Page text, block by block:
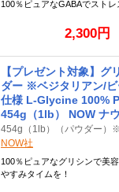
100％ピュアなGABAでストレ
2,300円
【プレゼント対象】グ
ダー ※ベジタリアン/ビ
仕様 L-Glycine 100%
454g（1lb） NOW ナウ
454g（1lb）（パウダー）
NOW社
100％ピュアなグリシンで美
やすみタイムを！